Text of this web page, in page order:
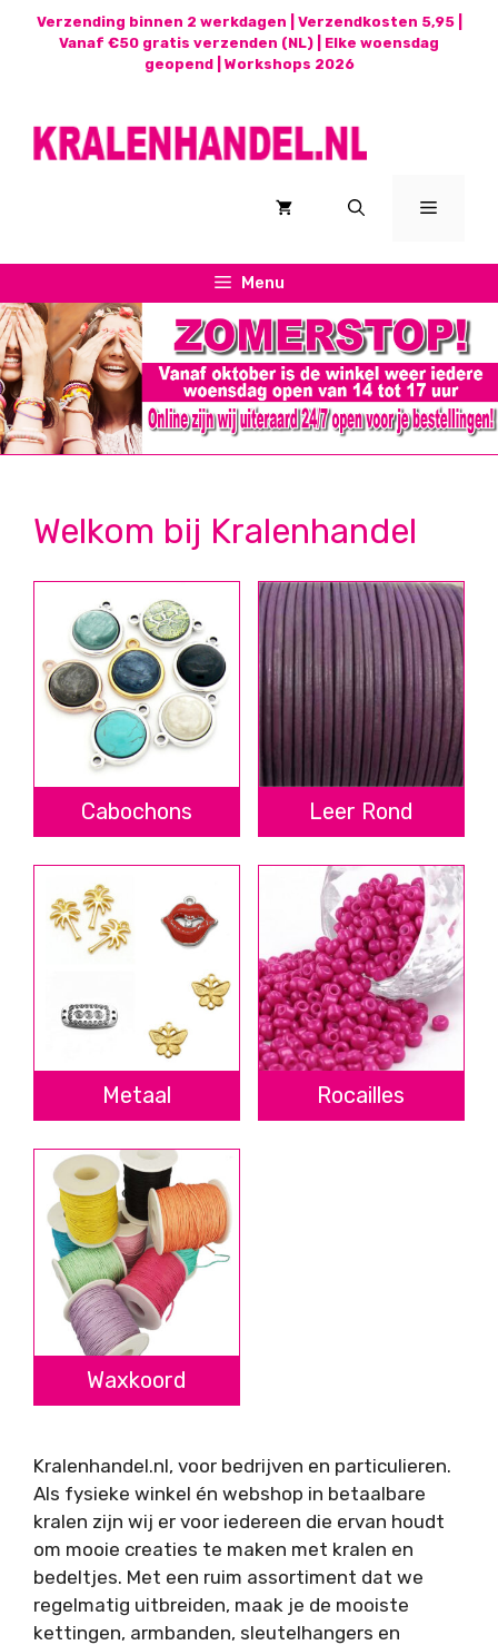
Verzending binnen 2 werkdagen | Verzendkosten 5,95 |
Vanaf €50 gratis verzenden (NL) | Elke woensdag
geopend | Workshops 2026
Menu
Menu
Welkom bij Kralenhandel
Cabochons Leer Rond
Metaal Rocailles
Waxkoord
Kralenhandel.nl, voor bedrijven en particulieren.
Als fysieke winkel én webshop in betaalbare
kralen zijn wij er voor iedereen die ervan houdt
om mooie creaties te maken met kralen en
bedeltjes. Met een ruim assortiment dat we
regelmatig uitbreiden, maak je de mooiste
kettingen, armbanden, sleutelhangers en